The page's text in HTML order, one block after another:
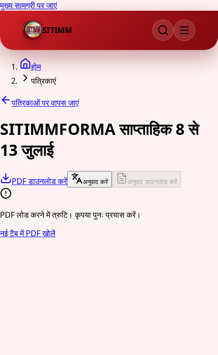
मुख्य सामग्री पर जाएं
SITIMM
होम
पत्रिकाएं
पत्रिकाओं पर वापस जाएं
SITIMMFORMA साप्ताहिक 8 से
13 जुलाई
PDF डाउनलोड करें अनुवाद करें अनुवाद डाउनलोड करें
PDF लोड करने में त्रुटि। कृपया पुनः प्रयास करें।
नई टैब में PDF खोलें